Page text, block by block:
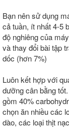
Bạn nên sử dụng
cả tuần, ít nhất 4-5
độ nghiêng của
và thay đổi bài tập
dốc (hơn 7%)
Luôn kết hợp với
dưỡng cân bằng
gồm 40%
chọn ăn nhiều các
dào, các loại thịt